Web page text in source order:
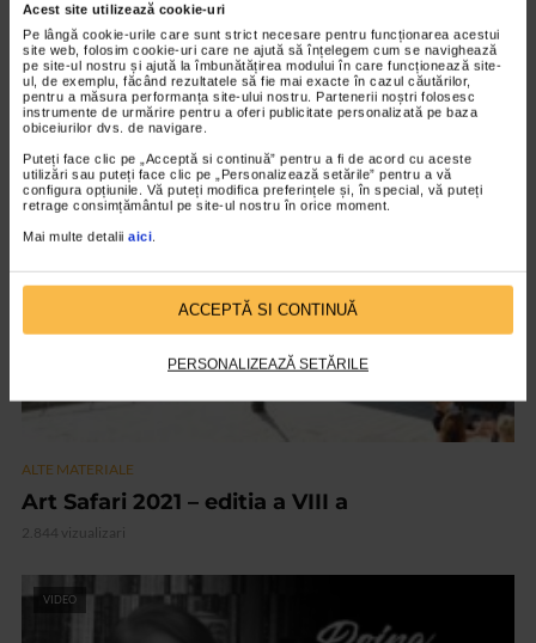
Acest site utilizează cookie-uri
Pe lângă cookie-urile care sunt strict necesare pentru funcționarea acestui
site web, folosim cookie-uri care ne ajută să înțelegem cum se navighează
pe site-ul nostru și ajută la îmbunătățirea modului în care funcționează site-
ul, de exemplu, făcând rezultatele să fie mai exacte în cazul căutărilor,
pentru a măsura performanța site-ului nostru. Partenerii noștri folosesc
instrumente de urmărire pentru a oferi publicitate personalizată pe baza
obiceiurilor dvs. de navigare.
Puteți face clic pe „Acceptă si continuă” pentru a fi de acord cu aceste
utilizări sau puteți face clic pe „Personalizează setările” pentru a vă
configura opțiunile. Vă puteți modifica preferințele și, în special, vă puteți
retrage consimțământul pe site-ul nostru în orice moment.
Mai multe detalii aici
ACCEPTĂ SI CONTINUĂ
PERSONALIZEAZĂ SETĂRILE
ALTE MATERIALE
Maratonul de Poezie si Jazz 2023
1.611 vizualizari
VIDEO
ALTE MATERIALE
Art Safari 2021 – editia a VIII a
2.844 vizualizari
VIDEO